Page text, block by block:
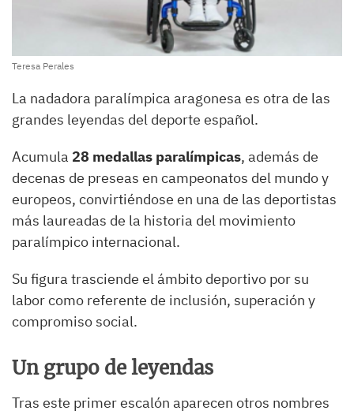
Teresa Perales
La nadadora paralímpica aragonesa es otra de las
grandes leyendas del deporte español.
Acumula 28 medallas paralímpicas, además de
decenas de preseas en campeonatos del mundo y
europeos, convirtiéndose en una de las deportistas
más laureadas de la historia del movimiento
paralímpico internacional.
Su figura trasciende el ámbito deportivo por su
labor como referente de inclusión, superación y
compromiso social.
Un grupo de leyendas
Tras este primer escalón aparecen otros nombres